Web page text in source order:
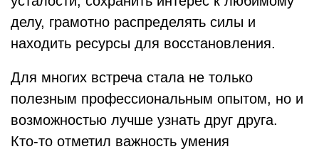
делу, грамотно распределять силы и
находить ресурсы для восстановления.
Для многих встреча стала не только
полезным профессиональным опытом, но и
возможностью лучше узнать друг друга.
Кто-то отметил важность умения